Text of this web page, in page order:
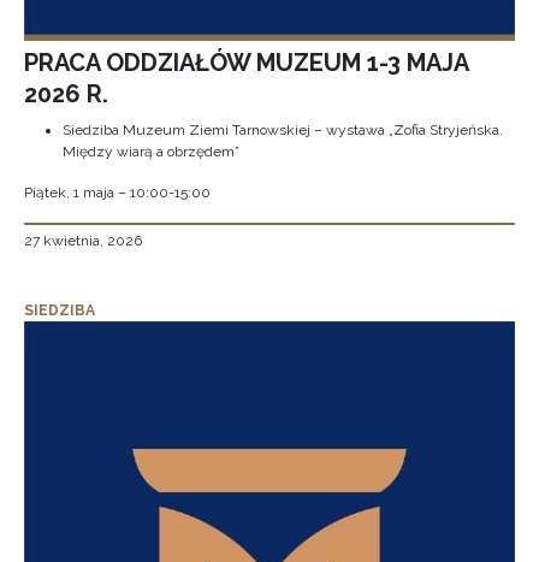
PRACA ODDZIAŁÓW MUZEUM 1-3 MAJA
2026 R.
Siedziba Muzeum Ziemi Tarnowskiej – wystawa „Zofia Stryjeńska.
Między wiarą a obrzędem”
Piątek, 1 maja – 10:00-15:00
27 kwietnia, 2026
SIEDZIBA